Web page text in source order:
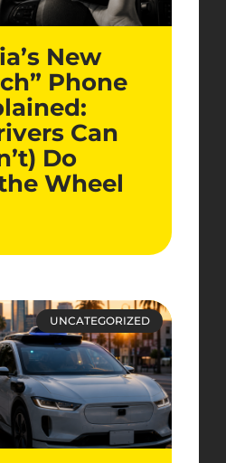
New
Phone
Can
Do
Wheel
UNCATEGORIZED